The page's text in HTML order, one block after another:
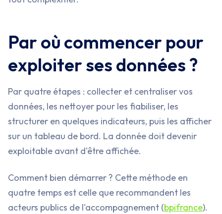
Par où commencer pour
exploiter ses données ?
Par quatre étapes : collecter et centraliser vos
données, les nettoyer pour les fiabiliser, les
structurer en quelques indicateurs, puis les afficher
sur un tableau de bord. La donnée doit devenir
exploitable avant d'être affichée.
Comment bien démarrer ? Cette méthode en
quatre temps est celle que recommandent les
acteurs publics de l'accompagnement (bpifrance).